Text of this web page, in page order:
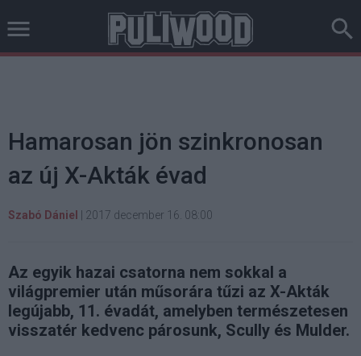
Hamarosan jön szinkronosan
az új X-Akták évad
Szabó Dániel 2017 december 16. 08:00
Az egyik hazai csatorna nem sokkal a
világpremier után műsorára tűzi az X-Akták
legújabb, 11. évadát, amelyben természetesen
visszatér kedvenc párosunk, Scully és Mulder.